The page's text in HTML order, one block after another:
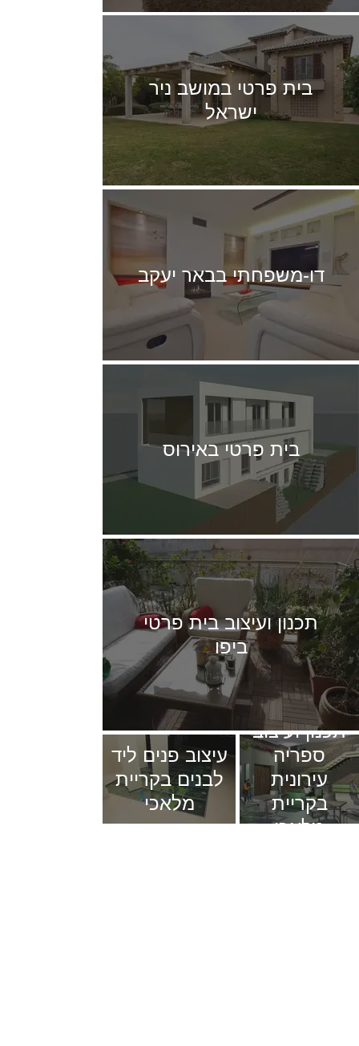
בית פרטי במושב ניר
ישראל
דו-משפחתי בבאר יעקב
בית פרטי באירוס
תכנון ועיצוב בית פרטי
ביפו
תכנון ועיצוב
ספריה
עירונית
בקריית
מלאכי
עיצוב פנים ליד
לבנים בקריית
מלאכי